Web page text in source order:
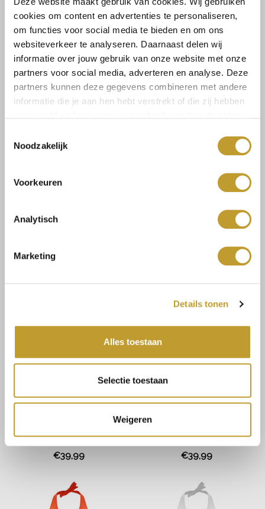
cookies om content en advertenties te personaliseren,
om functies voor social media te bieden en om ons
websiteverkeer te analyseren. Daarnaast delen wij
informatie over jouw gebruik van onze website met onze
partners voor social media, adverteren en analyse. Deze
partners kunnen deze gegevens combineren met andere
informatie die je aan hen hebt verstrekt of die zij hebben
Noodzakelijk
Voorkeuren
Analytisch
Marketing
Details tonen
Alles toestaan
Selectie toestaan
Weigeren
JAIMY
Kylee bikini black
€34,99
JAIMY
Kylee bikini blue
€34,99
€34,99
Priscilla bikini red
Jenesis swimsuit black
€39,99
Jenesis swimsuit army
green
€39,99